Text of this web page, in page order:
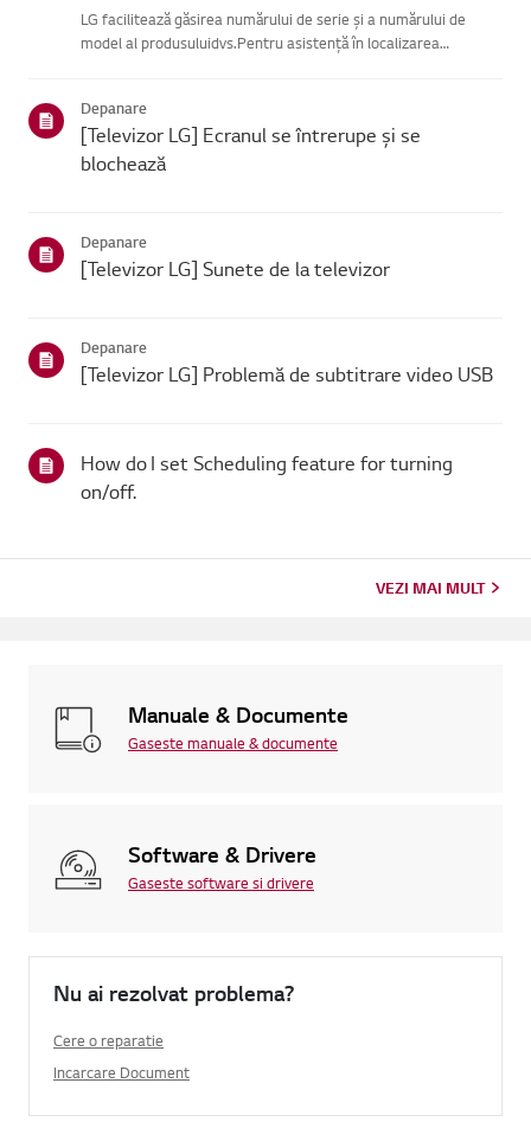
LG facilitează găsirea numărului de serie și a numărului de
model al produsuluidvs.Pentru asistență în localizarea
serie ...
Depanare
[Televizor LG] Ecranul se întrerupe și se
blochează
Depanare
[Televizor LG] Sunete de la televizor
Depanare
[Televizor LG] Problemă de subtitrare video USB
How do I set Scheduling feature for turning
on/off.
VEZI MAI MULT
Manuale & Documente
Gaseste manuale & documente
Software & Drivere
Gaseste software si drivere
Nu ai rezolvat problema?
Cere o reparatie
Incarcare Document